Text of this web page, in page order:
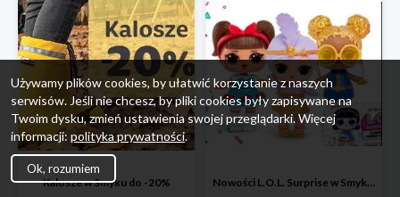
Kalosze w Smyku do -20% Nowości L.O.L. Surprise w Smyku do -45%
Używamy plików cookies, by ułatwić korzystanie z naszych
serwisów. Jeśli nie chcesz, by pliki cookies były zapisywane na
Twoim dysku, zmień ustawienia swojej przeglądarki. Więcej
informacji: polityka prywatności.
Ok, rozumiem